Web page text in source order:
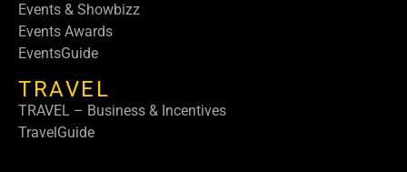
Events & Showbizz
Events Awards
EventsGuide
TRAVEL
TRAVEL – Business & Incentives
TravelGuide